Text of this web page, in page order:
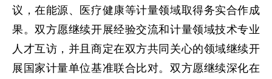
议，在能源、医疗健康等计量领域取得务实合作成
果。双方愿继续开展经验交流和计量领域技术专业
人才互访，并且商定在双方共同关心的领域继续开
展国家计量单位基准联合比对。双方愿继续深化在